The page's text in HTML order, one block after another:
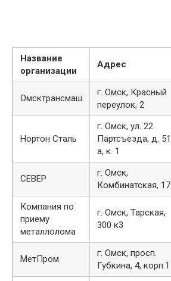
Название
организации
Адрес
Омсктрансмаш
г. Омск, Красный
переулок, 2
Нортон Сталь
г. Омск, ул. 22
Партсъезда, д. 51
а, к. 1
СЕВЕР
г. Омск,
Комбинатская, 17
Компания по
приему
металлолома
г. Омск, Тарская,
300 к3
МетПром
г. Омск, просп.
Губкина, 4, корп.1